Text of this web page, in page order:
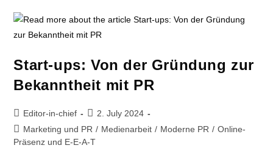
Start-ups: Von der Gründung zur
Bekanntheit mit PR
Editor-in-chief
2. July 2024
Marketing und PR / Medienarbeit / Moderne PR / Online-
Präsenz und E-E-A-T